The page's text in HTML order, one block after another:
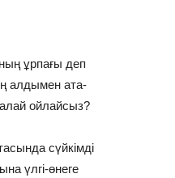
ұрпағы деп
алдымен ата-
ойлайсыз?
сүйкімді
үлгі-өнеге